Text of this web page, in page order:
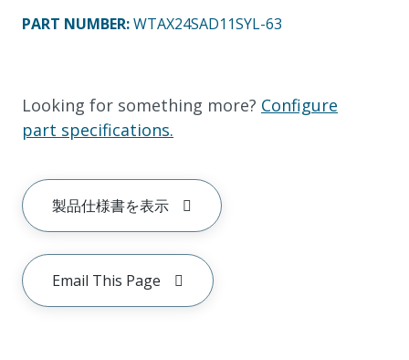
PART NUMBER:WTAX24SAD11SYL-63
Looking for something more? Configure
part specifications.
製品仕様書を表示
Email This Page